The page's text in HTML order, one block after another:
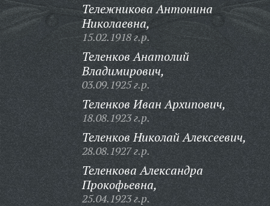
Тележникова Антонина
Николаевна,
15.02.1918 г.р.
Теленков Анатолий
Владимирович,
03.09.1925 г.р.
Теленков Иван Архипович,
18.08.1923 г.р.
Теленков Николай Алексеевич,
28.08.1927 г.р.
Теленкова Александра
Прокофьевна,
25.04.1923 г.р.